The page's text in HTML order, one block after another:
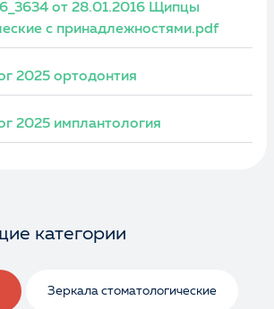
от 28.01.2016 Щипцы
с принадлежностями.pdf
2025 ортодонтия
2025 имплантология
категории
Зеркала стоматологические